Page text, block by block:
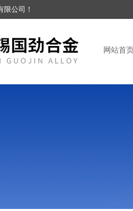
公司！
网站首